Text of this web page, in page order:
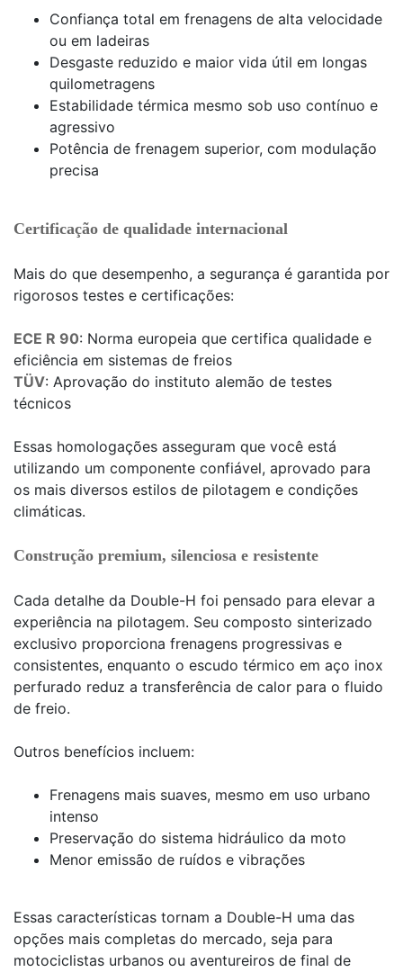
Confiança total em frenagens de alta velocidade
ou em ladeiras
Desgaste reduzido e maior vida útil em longas
quilometragens
Estabilidade térmica mesmo sob uso contínuo e
agressivo
Potência de frenagem superior, com modulação
precisa
Certificação de qualidade internacional
Mais do que desempenho, a segurança é garantida por
rigorosos testes e certificações:
ECE R 90: Norma europeia que certifica qualidade e
eficiência em sistemas de freios
TÜV: Aprovação do instituto alemão de testes
técnicos
Essas homologações asseguram que você está
utilizando um componente confiável, aprovado para
os mais diversos estilos de pilotagem e condições
climáticas.
Construção premium, silenciosa e resistente
Cada detalhe da Double-H foi pensado para elevar a
experiência na pilotagem. Seu composto sinterizado
exclusivo proporciona frenagens progressivas e
consistentes, enquanto o escudo térmico em aço inox
perfurado reduz a transferência de calor para o fluido
de freio.
Outros benefícios incluem:
Frenagens mais suaves, mesmo em uso urbano
intenso
Preservação do sistema hidráulico da moto
Menor emissão de ruídos e vibrações
Essas características tornam a Double-H uma das
opções mais completas do mercado, seja para
motociclistas urbanos ou aventureiros de final de